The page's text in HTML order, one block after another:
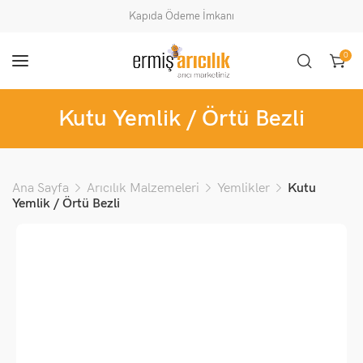
Kapıda Ödeme İmkanı
0
Kutu Yemlik / Örtü Bezli
Ana Sayfa Arıcılık Malzemeleri Yemlikler
Kutu
Yemlik / Örtü Bezli